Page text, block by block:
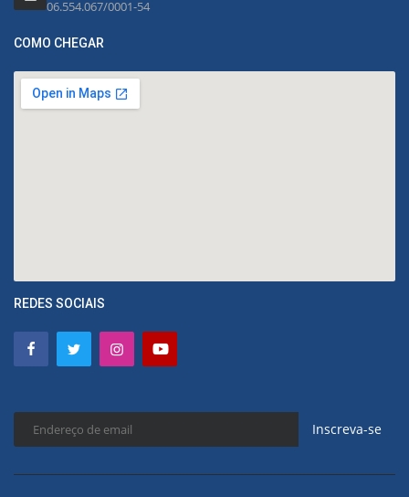
06.554.067/0001-54
COMO CHEGAR
REDES SOCIAIS
Inscreva-se